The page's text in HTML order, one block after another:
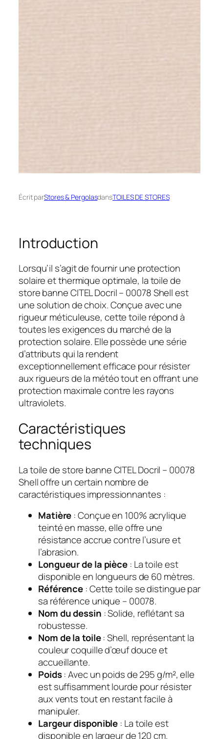
Écrit parStores & PergolasdansTOILES DE STORES
Introduction
Lorsqu’il s’agit de fournir une protection
solaire et thermique optimale, la toile de
store banne CITEL Docril – 00078 Shell est
une solution de choix. Conçue avec une
rigueur méticuleuse, cette toile répond à
toutes les exigences du marché de la
protection solaire. Elle possède une série
d’attributs qui la rendent
exceptionnellement efficace pour résister
aux rigueurs de la météo tout en offrant une
protection maximale contre les rayons
ultraviolets.
Caractéristiques
techniques
La toile de store banne CITEL Docril – 00078
Shell offre un certain nombre de
caractéristiques impressionnantes :
Matière : Conçue en 100% acrylique
teinté en masse, elle offre une
résistance accrue contre l’usure et
l’abrasion.
Longueur de la pièce : La toile est
disponible en longueurs de 60 mètres.
Référence : Cette toile se distingue par
sa référence unique – 00078.
Nom du dessin : Solide, reflétant sa
robustesse.
Nom de la toile: Shell, représentant la
couleur coquille d’œuf douce et
accueillante.
Poids: Avec un poids de 295 g/m², elle
est suffisamment lourde pour résister
aux vents tout en restant facile à
manipuler.
Largeur disponible : La toile est
disponible en largeur de 120 cm.